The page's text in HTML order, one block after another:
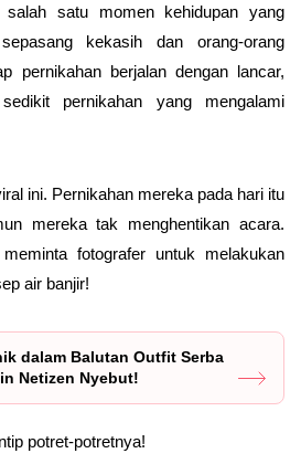
salah satu momen kehidupan yang
kekasih dan orang-orang
pernikahan berjalan dengan lancar,
pernikahan yang mengalami
ini. Pernikahan mereka pada hari itu
mereka tak menghentikan acara.
fotografer untuk melakukan
air banjir!
dalam Balutan Outfit Serba
Netizen Nyebut!
potret-potretnya!